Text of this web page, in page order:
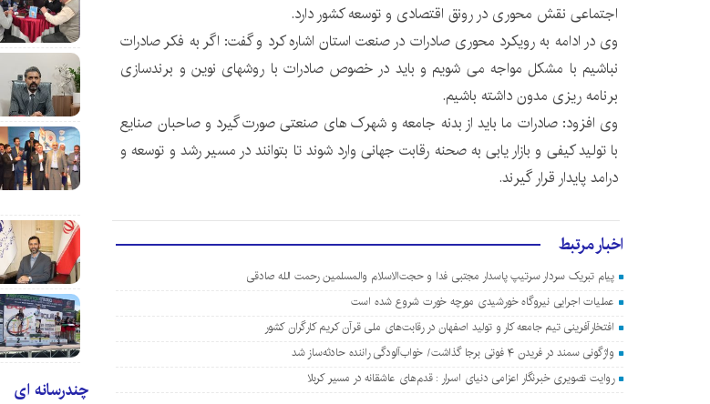
اجتماعی نقش محوری در رونق اقتصادی و توسعه کشور دارد.
وی در ادامه به رویکرد محوری صادرات در صنعت استان اشاره کرد و گفت: اگر به فکر صادرات
نباشیم با مشکل مواجه می شویم و باید در خصوص صادرات با روشهای نوین و برندسازی
برنامه ریزی مدون داشته باشیم.
وی افزود: صادرات ما باید از بدنه جامعه و شهرک های صنعتی صورت گیرد و صاحبان صنایع
با تولید کیفی و بازار یابی به صحنه رقابت جهانی وارد شوند تا بتوانند در مسیر رشد و توسعه و
درامد پایدار قرار گیرند.
اخبار مرتبط
پیام تبریک سردار سرتیپ پاسدار مجتبی فدا و حجت‌الاسلام والمسلمین رحمت الله صادقی
عملیات اجرایی نیروگاه خورشیدی مورچه خورت شروع شده است
افتخارآفرینی تیم جامعه کار و تولید اصفهان در رقابت‌های ملی قرآن کریم کارگران کشور
واژگونی سمند در فریدن ۴ فوتی برجا گذاشت/ خواب‌آلودگی راننده حادثه‌ساز شد
روایت تصویری خبرنگار اعزامی دنیای اسرار : قدم‌های عاشقانه در مسیر کربلا
چندرسانه ای